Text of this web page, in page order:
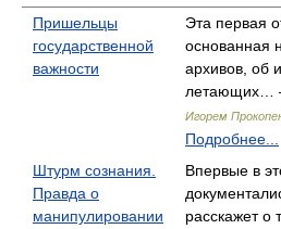
Пришельцы
государственной
важности
Эта первая
основанная
архивов, об
летающих…
Игорем
Подробнее...
Штурм сознания.
Правда о
манипулировании
Впервые в
расскажет о